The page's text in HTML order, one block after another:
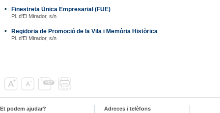
Finestreta Única Empresarial (FUE)
Pl. d'El Mirador, s/n
Regidoria de Promoció de la Vila i Memòria Històrica
Pl. d'El Mirador, s/n
Et podem ajudar?
Adreces i telèfons